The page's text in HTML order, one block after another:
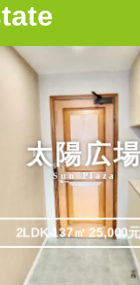
太陽広場
Sun Plaza
2LDK 137㎡ 25,000元/月